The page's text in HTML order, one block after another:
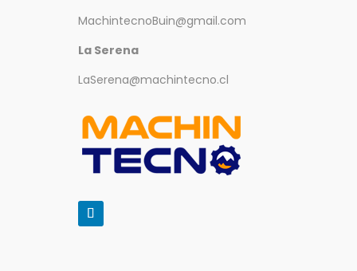
MachintecnoBuin@gmail.com
La Serena
LaSerena@machintecno.cl